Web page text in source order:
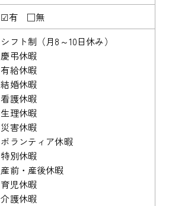
☑有 □無
シフト制（月8～10日休み）
慶弔休暇
有給休暇
結婚休暇
看護休暇
生理休暇
災害休暇
ボランティア休暇
特別休暇
産前・産後休暇
育児休暇
介護休暇